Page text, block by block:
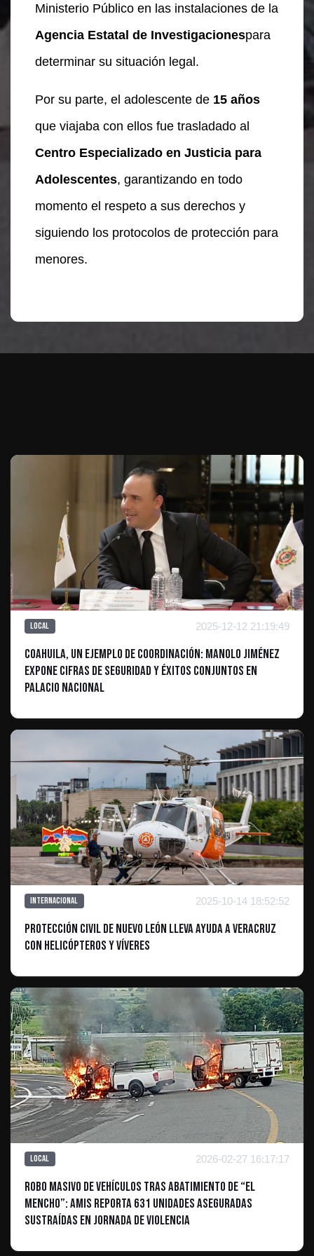
Ministerio Público en las instalaciones de la
Agencia Estatal de Investigacionespara
determinar su situación legal.
Por su parte, el adolescente de 15 años
que viajaba con ellos fue trasladado al
Centro Especializado en Justicia para
Adolescentes, garantizando en todo
momento el respeto a sus derechos y
siguiendo los protocolos de protección para
menores.
Local 2025-12-12 21:19:49
Coahuila, un Ejemplo de Coordinación: Manolo Jiménez
Expone Cifras de Seguridad y Éxitos Conjuntos en
Palacio Nacional
Internacional 2025-10-14 18:52:52
Protección Civil de Nuevo León Lleva Ayuda a Veracruz
con Helicópteros y Víveres
Local 2026-02-27 16:17:17
Robo masivo de vehículos tras abatimiento de “El
Mencho”: AMIS reporta 631 unidades aseguradas
sustraídas en jornada de violencia